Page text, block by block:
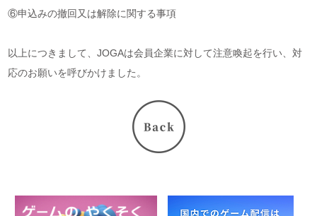
⑥申込みの撤回又は解除に関する事項
以上につきまして、JOGAは会員企業に対して注意喚起を行い、対
応のお願いを呼びかけました。